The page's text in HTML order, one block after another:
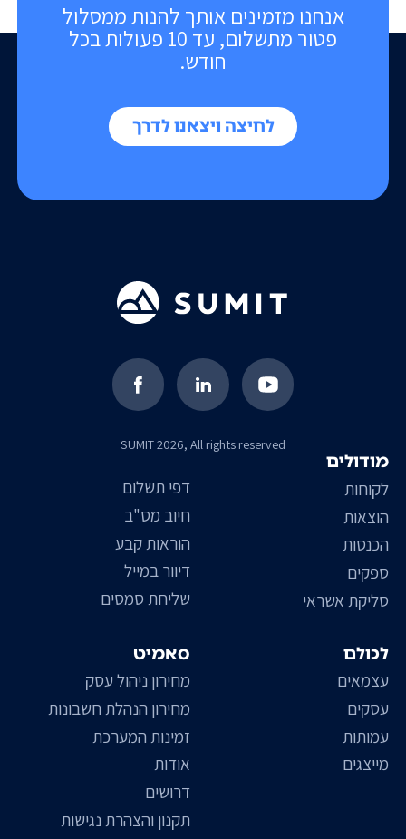
אנחנו מזמינים אותך להנות ממסלול
פטור מתשלום, עד 10 פעולות בכל
חודש.
לחיצה ויצאנו לדרך
SUMIT 2026, All rights reserved
סאמיט
מחירון ניהול עסק
מחירון הנהלת חשבונות
זמינות המערכת
אודות
דרושים
תקנון והצהרת נגישות
דפי תשלום
חיוב מס"ב
הוראות קבע
דיוור במייל
שליחת סמסים
מודולים
לקוחות
הוצאות
הכנסות
ספקים
סליקת אשראי
לכולם
עצמאים
עסקים
עמותות
מייצגים